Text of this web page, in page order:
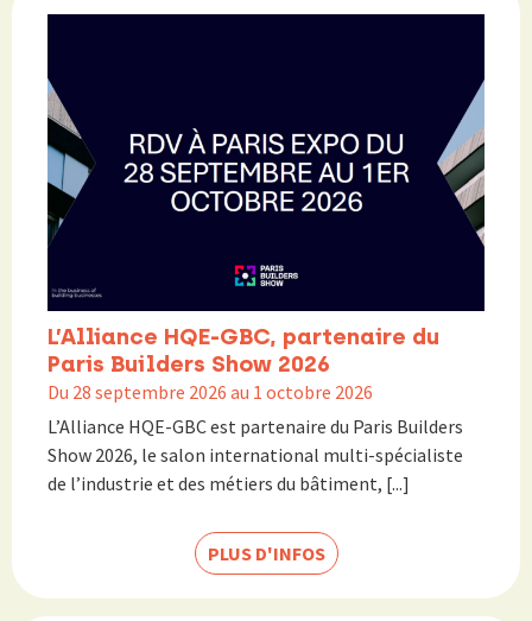
L’Alliance HQE-GBC, partenaire du
Paris Builders Show 2026
Du 28 septembre 2026 au 1 octobre 2026
L’Alliance HQE-GBC est partenaire du Paris Builders
Show 2026, le salon international multi-spécialiste
de l’industrie et des métiers du bâtiment, [...]
PLUS D'INFOS